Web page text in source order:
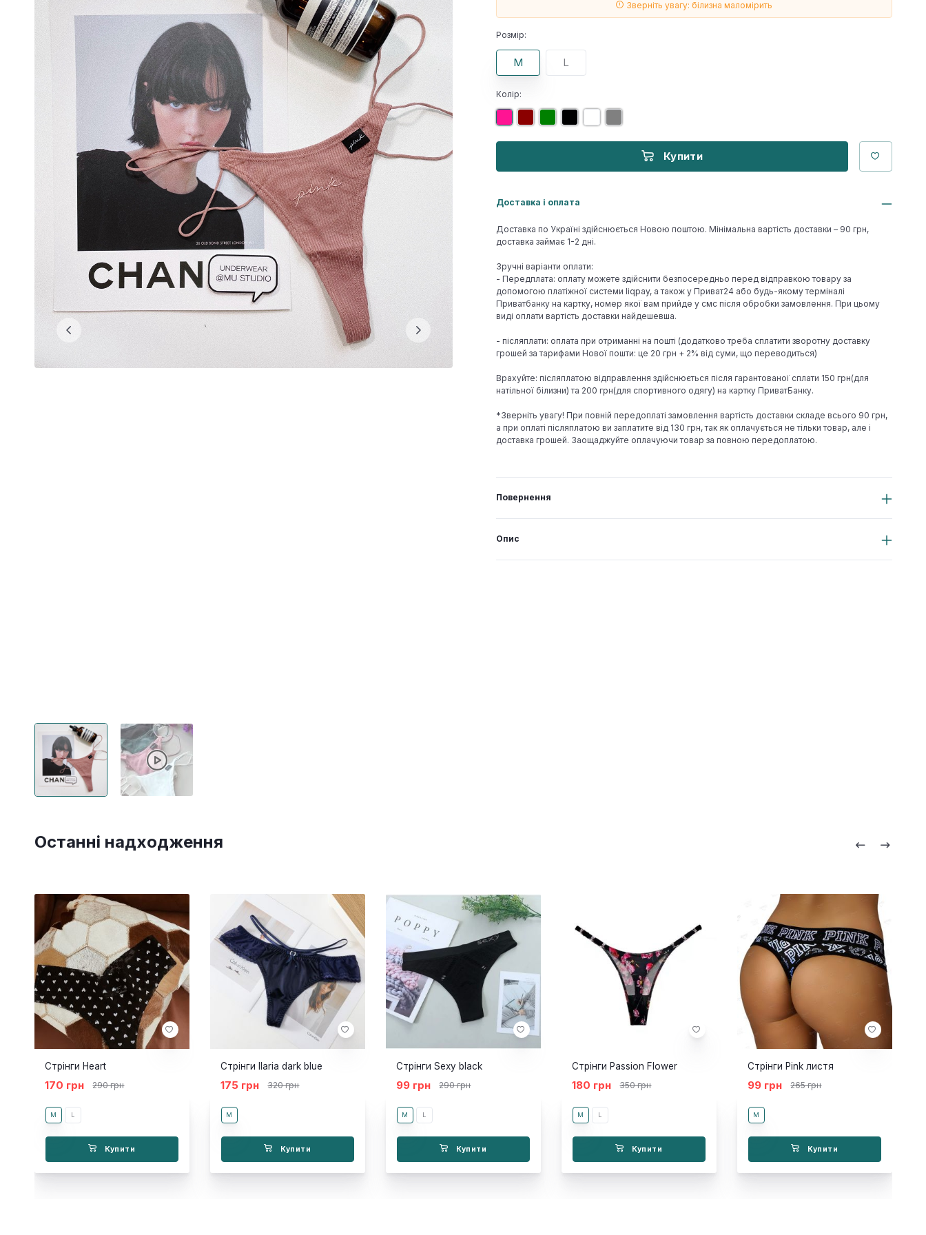
Зверніть увагу: білизна маломірить
Розмір:
M L
Колір:
Купити
Доставка і оплата
Доставка по Україні здійснюється Новою поштою. Мінімальна вартість доставки – 90 грн,
доставка займає 1-2 дні.
Зручні варіанти оплати:
- Передплата: оплату можете здійснити безпосередньо перед відправкою товару за
допомогою платіжної системи liqpay, а також у Приват24 або будь-якому терміналі
Приватбанку на картку, номер якої вам прийде у смс після обробки замовлення. При цьому
виді оплати вартість доставки найдешевша.
- післяплати: оплата при отриманні на пошті (додатково треба сплатити зворотну доставку
грошей за тарифами Нової пошти: це 20 грн + 2% від суми, що переводиться)
Врахуйте: післяплатою відправлення здійснюється після гарантованої сплати 150 грн(для
натільної білизни) та 200 грн(для спортивного одягу) на картку ПриватБанку.
*Зверніть увагу! При повній передоплаті замовлення вартість доставки складе всього 90 грн,
а при оплаті післяплатою ви заплатите від 130 грн, так як оплачується не тільки товар, але і
доставка грошей. Заощаджуйте оплачуючи товар за повною передоплатою.
Повернення
Опис
Останні надходження
Стрінги Heart
170 грн 290 грн
M L
Купити
Стрінги Ilaria dark blue
175 грн 320 грн
M
Купити
Стрінги Sexy black
99 грн 290 грн
M L
Купити
Стрінги Passion Flower
180 грн 350 грн
M L
Купити
Стрінги Pink листя
99 грн 265 грн
M
Купити